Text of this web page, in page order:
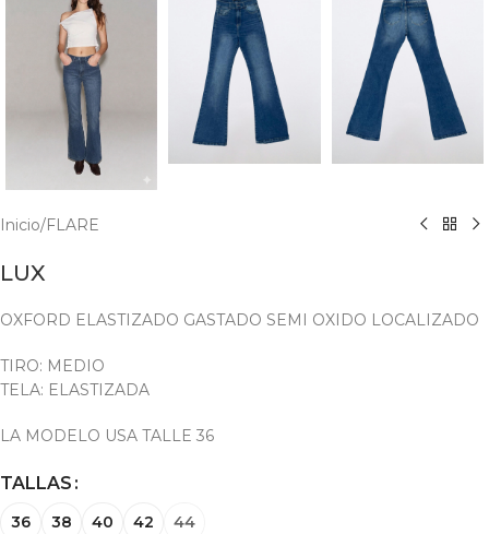
Inicio/FLARE
LUX
OXFORD ELASTIZADO GASTADO SEMI OXIDO LOCALIZADO
TIRO: MEDIO
TELA: ELASTIZADA
LA MODELO USA TALLE 36
TALLAS
36 38 40 42 44